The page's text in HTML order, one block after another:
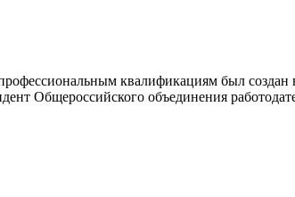
квалификациям был создан
Общероссийского объединения